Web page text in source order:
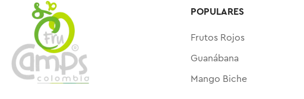
POPULARES
Frutos Rojos
Guanábana
Mango Biche